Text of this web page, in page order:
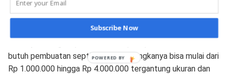
750.000, tergantung volume dan kondisi. Untuk sedot
limbah STP atau dapur, rentangnya bisa mencapai Rp
500.000 hingga Rp 850.000. Penanganan saluran mampet
butuh pembuatan septic tank baru, angkanya bisa mulai dari
Rp 1.000.000 hingga Rp 4.000.000 tergantung ukuran dan
Subscribe Now
POWERED BY